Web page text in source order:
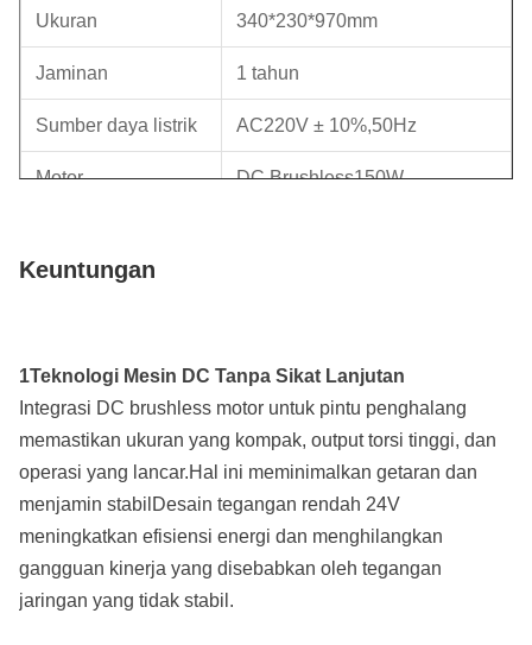
Ukuran 340*230*970mm
Jaminan 1 tahun
Sumber daya listrik AC220V ± 10%,50Hz
Motor DC Brushless150W
OEM/ODM
Keuntungan
1Teknologi Mesin DC Tanpa Sikat Lanjutan
Integrasi DC brushless motor untuk pintu penghalang
memastikan ukuran yang kompak, output torsi tinggi, dan
operasi yang lancar.Hal ini meminimalkan getaran dan
menjamin stabilDesain tegangan rendah 24V
meningkatkan efisiensi energi dan menghilangkan
gangguan kinerja yang disebabkan oleh tegangan
jaringan yang tidak stabil.